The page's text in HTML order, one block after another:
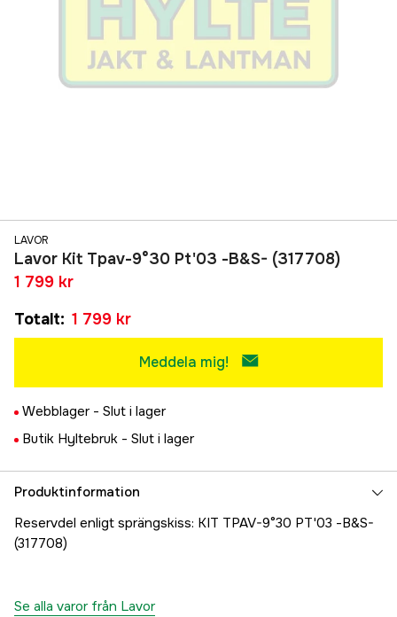
LAVOR
Lavor Kit Tpav-9°30 Pt'03 -B&S- (317708)
1 799 kr
Totalt: 1 799 kr
Meddela mig!
Webblager - Slut i lager
Butik Hyltebruk - Slut i lager
Produktinformation
Reservdel enligt sprängskiss: KIT TPAV-9°30 PT'03 -B&S-
(317708)
Se alla varor från Lavor